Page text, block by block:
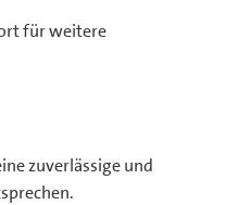
für weitere
zuverlässige und